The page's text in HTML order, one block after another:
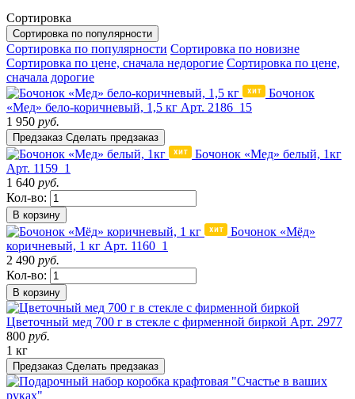
Сортировка
Сортировка по популярности
Сортировка по популярности Сортировка по новизне
Сортировка по цене, сначала недорогие Сортировка по цене,
сначала дорогие
Бочонок
«Мед» бело-коричневый, 1,5 кг Арт. 2186_15
1 950 руб.
Предзаказ Сделать предзаказ
Бочонок «Мед» белый, 1кг
Арт. 1159_1
1 640 руб.
Кол-во:
В корзину
Бочонок «Мёд»
коричневый, 1 кг Арт. 1160_1
2 490 руб.
Кол-во:
В корзину
Цветочный мед 700 г в стекле с фирменной биркой Арт. 2977
800 руб.
1 кг
Предзаказ Сделать предзаказ